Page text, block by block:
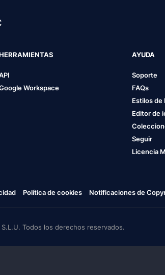
Workspace
AYUDA
Soporte
FAQs
Estilos de
Editor de
Seguir
Licencia
Política de cookies Notificaciones de
Todos los derechos reservados.